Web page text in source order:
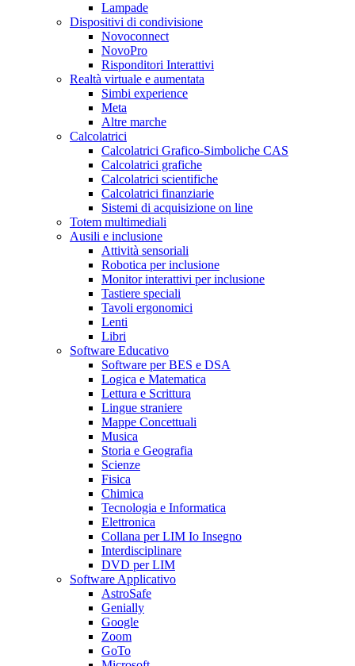
Lampade
Dispositivi di condivisione
Novoconnect
NovoPro
Risponditori Interattivi
Realtà virtuale e aumentata
Simbi experience
Meta
Altre marche
Calcolatrici
Calcolatrici Grafico-Simboliche CAS
Calcolatrici grafiche
Calcolatrici scientifiche
Calcolatrici finanziarie
Sistemi di acquisizione on line
Totem multimediali
Ausili e inclusione
Attività sensoriali
Robotica per inclusione
Monitor interattivi per inclusione
Tastiere speciali
Tavoli ergonomici
Lenti
Libri
Software Educativo
Software per BES e DSA
Logica e Matematica
Lettura e Scrittura
Lingue straniere
Mappe Concettuali
Musica
Storia e Geografia
Scienze
Fisica
Chimica
Tecnologia e Informatica
Elettronica
Collana per LIM Io Insegno
Interdisciplinare
DVD per LIM
Software Applicativo
AstroSafe
Genially
Google
Zoom
GoTo